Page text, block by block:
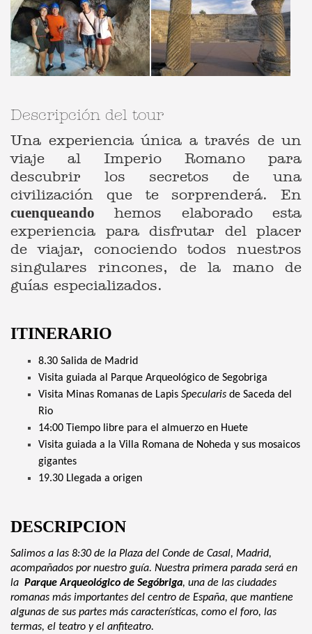
Descripción del tour
Una experiencia única a través de un
viaje al Imperio Romano para
descubrir los secretos de una
civilización que te sorprenderá. En
cuenqueando hemos elaborado esta
experiencia para disfrutar del placer
de viajar, conociendo todos nuestros
singulares rincones, de la mano de
guías especializados.
ITINERARIO
8.30 Salida de Madrid
Visita guiada al Parque Arqueológico de Segobriga
Visita Minas Romanas de Lapis Specularis de Saceda del
Rio
14:00 Tiempo libre para el almuerzo en Huete
Visita guiada a la Villa Romana de Noheda y sus mosaicos
gigantes
19.30 Llegada a origen
DESCRIPCION
Salimos a las 8:30 de la Plaza del Conde de Casal, Madrid,
acompañados por nuestro guía. Nuestra primera parada será en
la Parque Arqueológico de Segóbriga, una de las ciudades
romanas más importantes del centro de España, que mantiene
algunas de sus partes más características, como el foro, las
termas, el teatro y el anfiteatro.